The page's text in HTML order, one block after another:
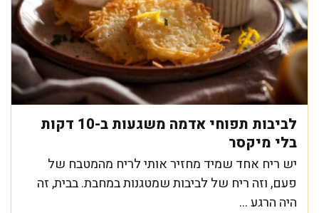
לביבות תפוחי אדמה משגעות ב-10 דקות
בלי מיקסר
יש ריח אחד שמיד מחזיר אותי לריח מהמטבח של
פעם, וזה ריח של לביבות שמטגנות במחבת. בבית, זה
היה הרגע ...